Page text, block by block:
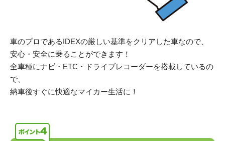
車のプロであるIDEXの厳しい基準をクリアした車なので、
安心・安全に乗ることができます！
全車種にナビ・ETC・ドライブレコーダーを搭載しているの
で、
納車後すぐに快適なマイカー生活に！